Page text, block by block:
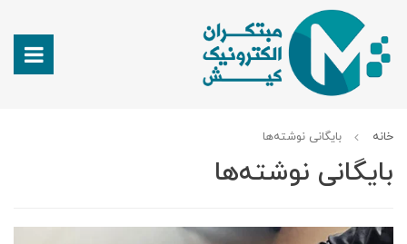
خانه بایگانی نوشته‌ها
بایگانی نوشته‌ها